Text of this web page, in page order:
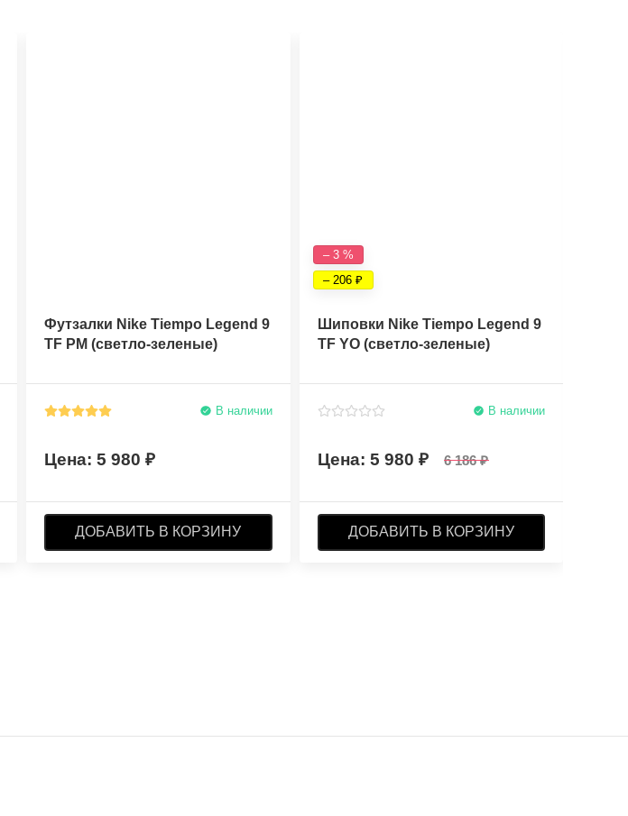
Футзалки Nike Tiempo Legend 9
TF PM (светло-зеленые)
В наличии
5 980
ДОБАВИТЬ В КОРЗИНУ
– 3 %
– 206
Шиповки Nike Tiempo Legend 9
TF YO (светло-зеленые)
В наличии
5 980 6 186
ДОБАВИТЬ В КОРЗИНУ